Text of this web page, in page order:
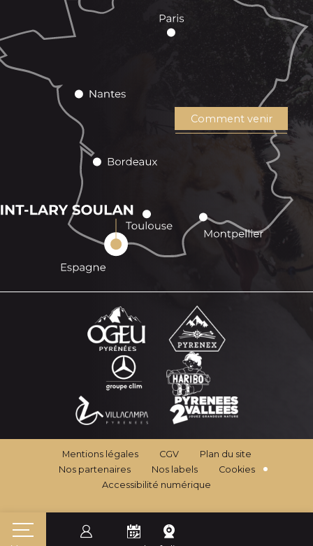
Comment venir
Mentions légales CGV
Plan du site
Nos partenaires
Nos labels
Cookies
Accessibilité numérique